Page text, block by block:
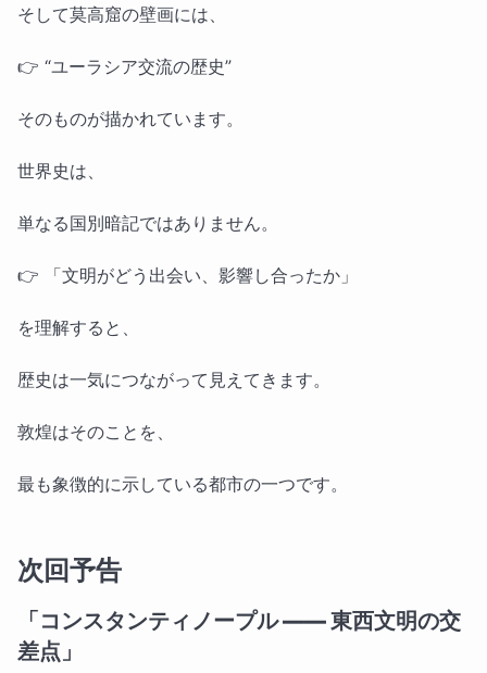
そして莫高窟の壁画には、
👉 “ユーラシア交流の歴史”
そのものが描かれています。
世界史は、
単なる国別暗記ではありません。
👉 「文明がどう出会い、影響し合ったか」
を理解すると、
歴史は一気につながって見えてきます。
敦煌はそのことを、
最も象徴的に示している都市の一つです。
次回予告
「コンスタンティノープル ―― 東西文明の交
差点」